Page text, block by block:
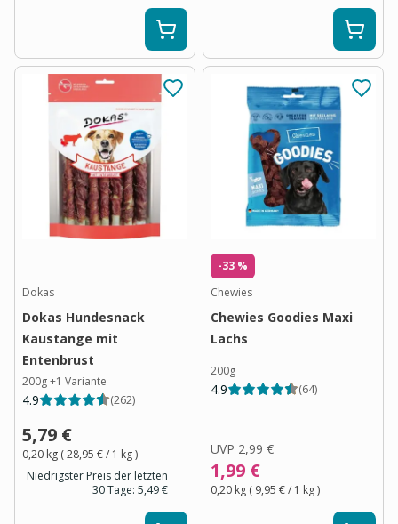
Dokas
Dokas Hundesnack
Kaustange mit
Entenbrust
200g+1 Variante
4.9 (262)
5,79 €
0,20 kg (28,95 €/ 1 kg)
Niedrigster Preis der letzten
30 Tage: 5,49 €
-33 %
Chewies
Chewies Goodies Maxi
Lachs
200g
4.9 (64)
UVP 2,99 €
1,99 €
0,20 kg ( 9,95 €/ 1 kg)